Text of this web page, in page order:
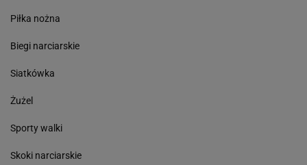
Piłka nożna
Biegi narciarskie
Siatkówka
Żużel
Sporty walki
Skoki narciarskie